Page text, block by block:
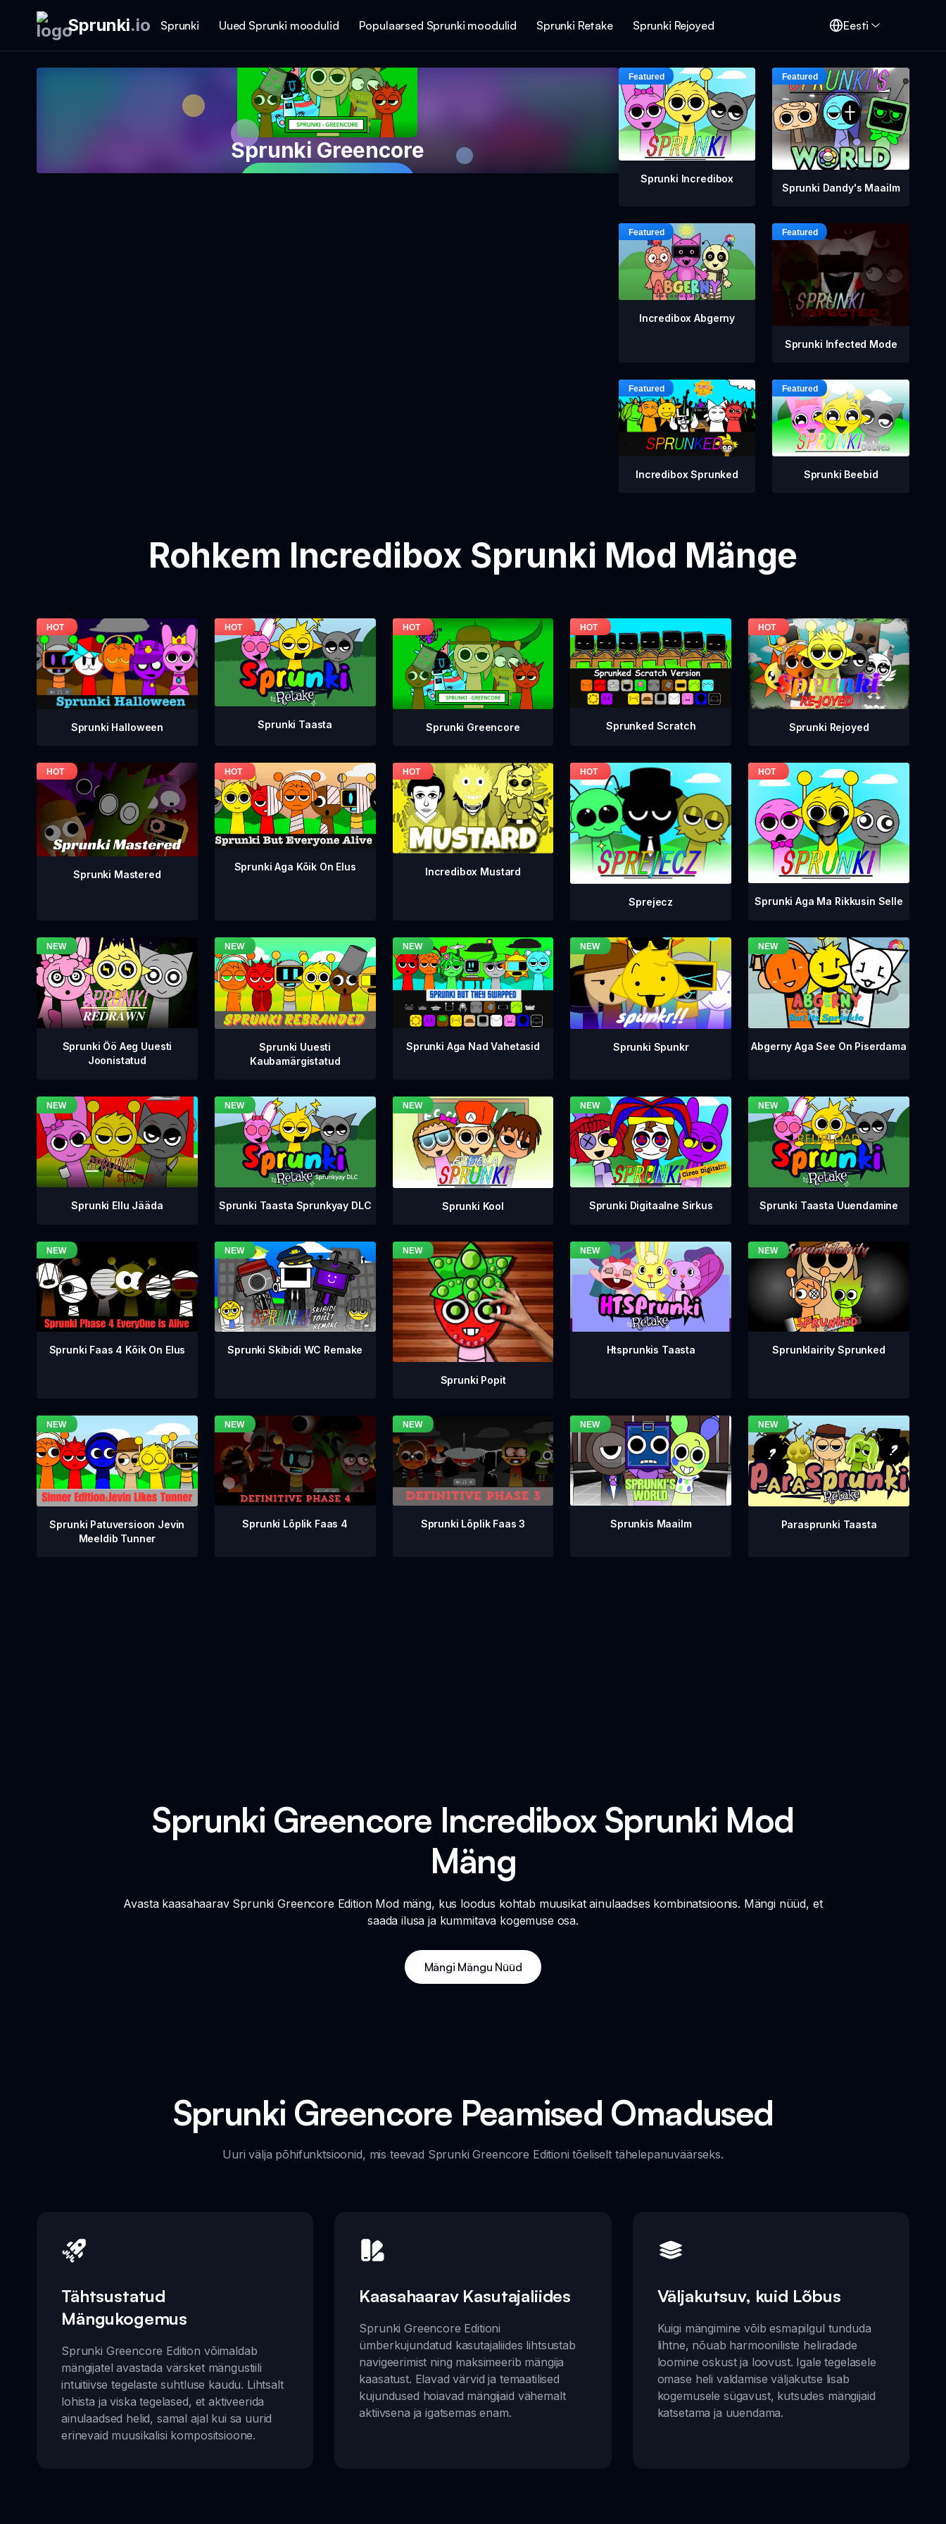
Sprunki.io Sprunki Uued Sprunki moodulid Populaarsed Sprunki moodulid Sprunki Retake Sprunki Rejoyed Eesti
Sprunki Greencore
Sprunki Incredibox
Sprunki Dandy's Maailm
Incredibox Abgerny
Sprunki Infected Mode
Incredibox Sprunked Sprunki Beebid
Rohkem Incredibox Sprunki Mod Mänge
Sprunki Halloween Sprunki Taasta Sprunki Greencore Sprunked Scratch Sprunki Rejoyed
Sprunki Mastered
Sprunki Aga Kõik On Elus Incredibox Mustard
Sprejecz Sprunki Aga Ma Rikkusin Selle
Sprunki Öö Aeg Uuesti
Joonistatud
Sprunki Uuesti
Kaubamärgistatud
Sprunki Aga Nad Vahetasid Sprunki Spunkr Abgerny Aga See On Piserdama
Sprunki Ellu Jääda Sprunki Taasta Sprunkyay DLC Sprunki Kool Sprunki Digitaalne Sirkus Sprunki Taasta Uuendamine
Sprunki Faas 4 Kõik On Elus Sprunki Skibidi WC Remake
Sprunki Popit
Htsprunkis Taasta Sprunklairity Sprunked
Sprunki Patuversioon Jevin
Meeldib Tunner
Sprunki Lõplik Faas 4 Sprunki Lõplik Faas 3 Sprunkis Maailm Parasprunki Taasta
Sprunki Greencore Incredibox Sprunki Mod
Mäng
Avasta kaasahaarav Sprunki Greencore Edition Mod mäng, kus loodus kohtab muusikat ainulaadses kombinatsioonis. Mängi nüüd, et
saada ilusa ja kummitava kogemuse osa.
Mängi Mängu Nüüd
Sprunki Greencore Peamised Omadused
Uuri välja põhifunktsioonid, mis teevad Sprunki Greencore Editioni tõeliselt tähelepanuväärseks.
Tähtsustatud
Mängukogemus
Sprunki Greencore Edition võimaldab
mängijatel avastada värsket mängustiili
intuitiivse tegelaste suhtluse kaudu. Lihtsalt
lohista ja viska tegelased, et aktiveerida
ainulaadsed helid, samal ajal kui sa uurid
erinevaid muusikalisi kompositsioone.
Kaasahaarav Kasutajaliides
Sprunki Greencore Editioni
ümberkujundatud kasutajaliides lihtsustab
navigeerimist ning maksimeerib mängija
kaasatust. Elavad värvid ja temaatilised
kujundused hoiavad mängijaid vähemalt
aktiivsena ja igatsemas enam.
Väljakutsuv, kuid Lõbus
Kuigi mängimine võib esmapilgul tunduda
lihtne, nõuab harmooniliste heliradade
loomine oskust ja loovust. Igale tegelasele
omase heli valdamise väljakutse lisab
kogemusele sügavust, kutsudes mängijaid
katsetama ja uuendama.